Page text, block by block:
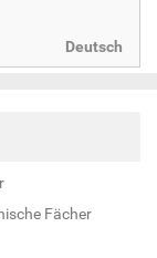
Deutsch
Fächer